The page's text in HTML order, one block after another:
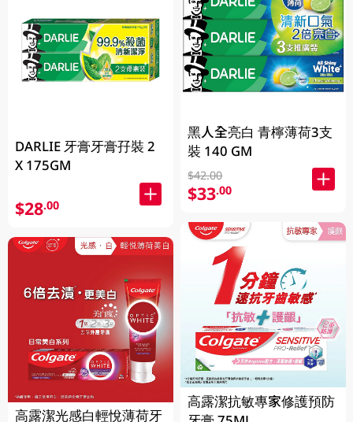
DARLIE 牙膏牙膏孖裝 2
X 175GM
$28.00
高露潔光感白輕悅薄荷牙
黑人全亮白 青檸薄荷3支
裝 140 GM
$42.00
$33.00
高露潔抗敏專家修護預防